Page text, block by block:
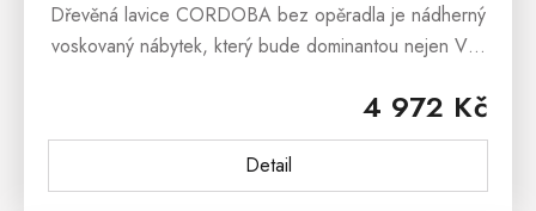
4 972 Kč
Detail
Dřevěná lavice CORDOBA bez opěradla je nádherný
voskovaný nábytek, který bude dominantou nejen Vaši
v prostorách terasy či...